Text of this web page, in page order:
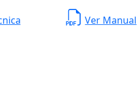
Ver Manual